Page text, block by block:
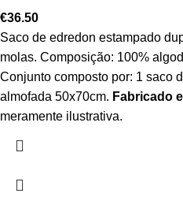
€36.50
Saco de edredon estampado
molas. Composição: 100%
Conjunto composto por: 1 saco
almofada 50x70cm. Fabricado
meramente ilustrativa.